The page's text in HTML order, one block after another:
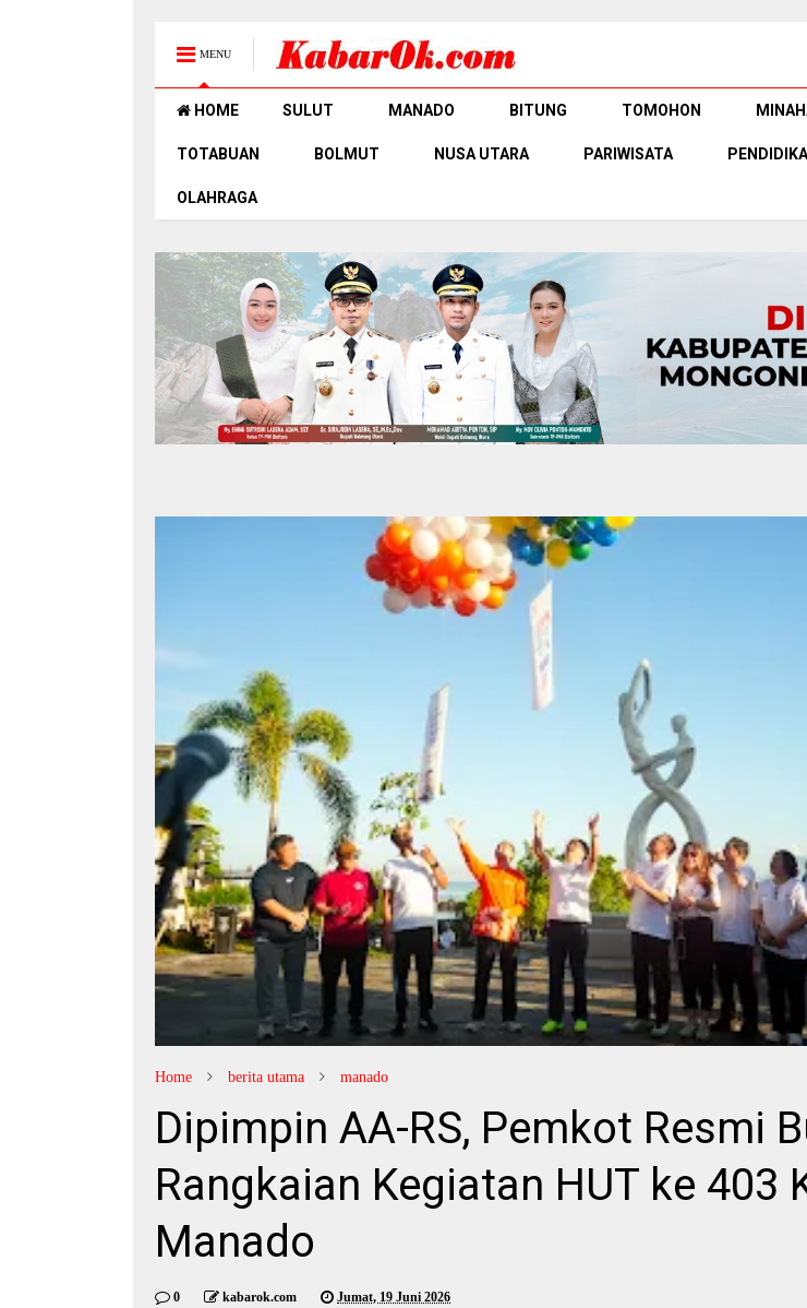
MENU
HOME SULUT MANADO BITUNG TOMOHON
TOTABUAN BOLMUT NUSA UTARA PARIWISATA
OLAHRAGA
Home berita utama manado
Dipimpin AA-RS, Pemkot Resmi
Rangkaian Kegiatan HUT ke 403
Manado
0 kabarok.com Jumat, 19 Juni 2026